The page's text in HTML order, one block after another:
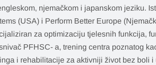
njemačkom i japanskom jeziku.
(USA) i Perform Better Europe
za optimizaciju tjelesnih funkcija,
PFHSC- a, trening centra poznatog
i rehabilitacije za aktivniji život bez boli